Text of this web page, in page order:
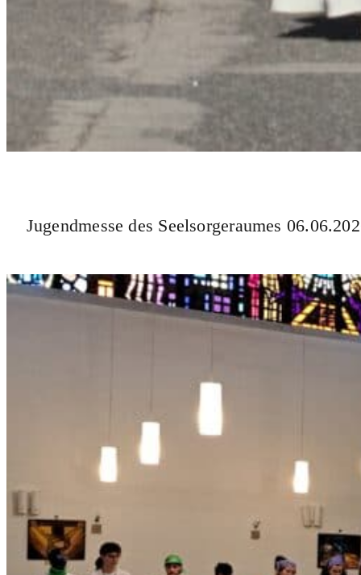
Jugendmesse des Seelsorgeraumes